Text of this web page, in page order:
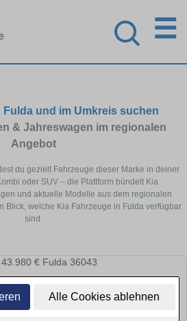
Alle Cookies ablehnen
☰
und im Umkreis suchen
& Jahreswagen im regionalen
Angebot
du gezielt Fahrzeuge dieser Marke in deiner
oder SUV – die Plattform bündelt Kia
und aktuelle Modelle aus dem regionalen
Blick, welche Kia Fahrzeuge in Fulda verfügbar
sind.